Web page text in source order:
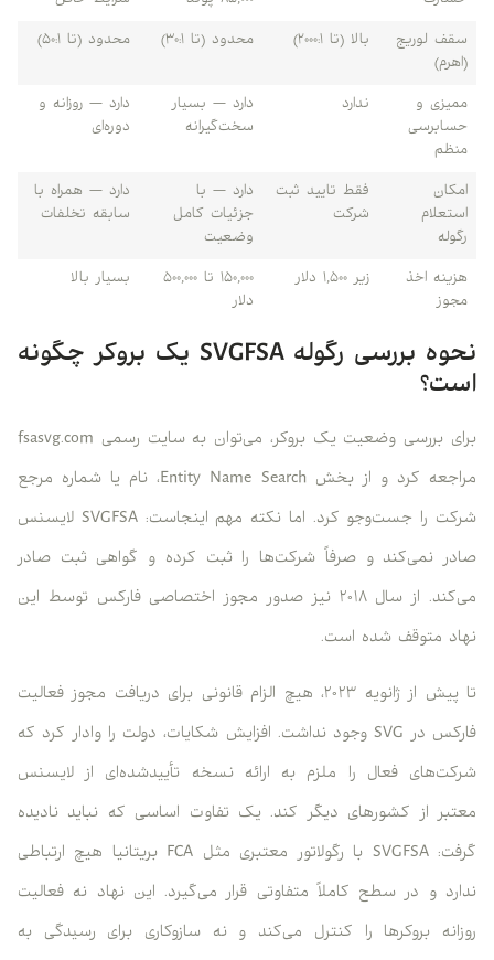
سقف لوریج
(اهرم)
بالا (تا ۲۰۰۰:۱) محدود (تا ۳۰:۱) محدود (تا ۵۰:۱)
ممیزی و
حسابرسی
منظم
ندارد
دارد — بسیار
سخت‌گیرانه
دارد — روزانه و
دوره‌ای
امکان
استعلام
رگوله
فقط تایید ثبت
شرکت
دارد — با
جزئیات کامل
وضعیت
دارد — همراه با
سابقه تخلفات
هزینه اخذ
مجوز
زیر ۱,۵۰۰ دلار
۱۵۰,۰۰۰ تا ۵۰۰,۰۰۰
دلار
بسیار بالا
نحوه بررسی رگوله SVGFSA یک بروکر چگونه
است؟
برای بررسی وضعیت یک بروکر، می‌توان به سایت رسمی fsasvg.com
مراجعه کرد و از بخش Entity Name Search، نام یا شماره مرجع
شرکت را جست‌وجو کرد. اما نکته مهم اینجاست: SVGFSA لایسنس
صادر نمی‌کند و صرفاً شرکت‌ها را ثبت کرده و گواهی ثبت صادر
می‌کند. از سال ۲۰۱۸ نیز صدور مجوز اختصاصی فارکس توسط این
نهاد متوقف شده است.
تا پیش از ژانویه ۲۰۲۳، هیچ الزام قانونی برای دریافت مجوز فعالیت
فارکس در SVG وجود نداشت. افزایش شکایات، دولت را وادار کرد که
شرکت‌های فعال را ملزم به ارائه نسخه تأییدشده‌ای از لایسنس
معتبر از کشورهای دیگر کند. یک تفاوت اساسی که نباید نادیده
گرفت: SVGFSA با رگولاتور معتبری مثل FCA بریتانیا هیچ ارتباطی
ندارد و در سطح کاملاً متفاوتی قرار می‌گیرد. این نهاد نه فعالیت
روزانه بروکرها را کنترل می‌کند و نه سازوکاری برای رسیدگی به